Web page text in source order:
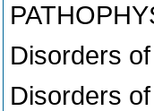
Disorders
Disorders